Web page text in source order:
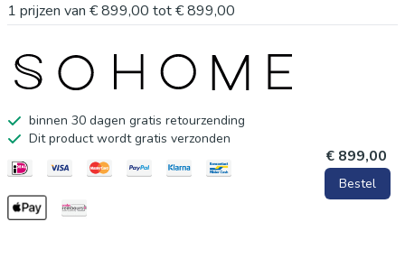
1 prijzen van € 899,00 tot€ 899,00
binnen 30 dagen gratis retourzending
Dit product wordt gratis verzonden
€ 899,00
Bestel